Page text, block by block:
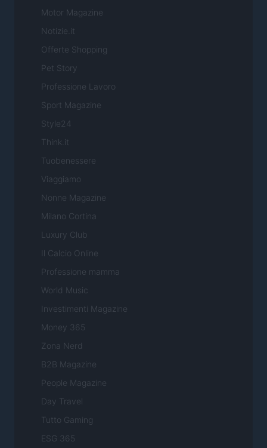
Motor Magazine
Notizie.it
Offerte Shopping
Pet Story
Professione Lavoro
Sport Magazine
Style24
Think.it
Tuobenessere
Viaggiamo
Nonne Magazine
Milano Cortina
Luxury Club
Il Calcio Online
Professione mamma
World Music
Investimenti Magazine
Money 365
Zona Nerd
B2B Magazine
People Magazine
Day Travel
Tutto Gaming
ESG 365